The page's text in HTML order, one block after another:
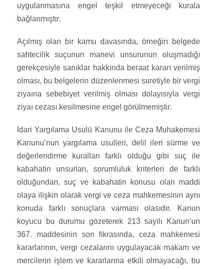
uygulanmasına engel teşkil etmeyeceği kurala
bağlanmıştır.
Açılmış olan bir kamu davasında, örneğin belgede
sahtecilik suçunun manevi unsurunun oluşmadığı
gerekçesiyle sanıklar hakkında beraat kararı verilmiş
olması, bu belgelerin düzenlenmesi suretiyle bir vergi
ziyaına sebebiyet verilmiş olması dolayısıyla vergi
ziyaı cezası kesilmesine engel görülmemiştir.
İdari Yargılama Usulü Kanunu ile Ceza Muhakemesi
Kanunu’nun yargılama usulleri, delil ileri sürme ve
değerlendirme kuralları farklı olduğu gibi suç ile
kabahatin unsurları, sorumluluk kriterleri de farklı
olduğundan, suç ve kabahatin konusu olan maddi
olaya ilişkin olarak vergi ve ceza mahkemesinin aynı
konuda farklı sonuçlara varması olasıdır. Kanun
koyucu bu durumu gözeterek 213 sayılı Kanun’un
367. maddesinin son fıkrasında, ceza mahkemesi
kararlarının, vergi cezalarını uygulayacak makam ve
mercilerin işlem ve kararlarına etkili olmayacağı, bu